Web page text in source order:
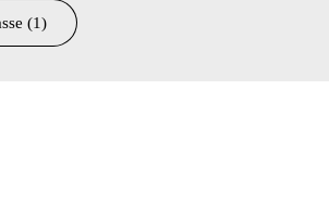
(1)